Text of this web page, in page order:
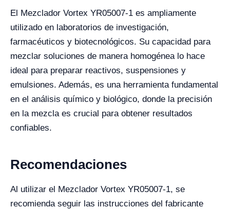
El Mezclador Vortex YR05007-1 es ampliamente
utilizado en laboratorios de investigación,
farmacéuticos y biotecnológicos. Su capacidad para
mezclar soluciones de manera homogénea lo hace
ideal para preparar reactivos, suspensiones y
emulsiones. Además, es una herramienta fundamental
en el análisis químico y biológico, donde la precisión
en la mezcla es crucial para obtener resultados
confiables.
Recomendaciones
Al utilizar el Mezclador Vortex YR05007-1, se
recomienda seguir las instrucciones del fabricante